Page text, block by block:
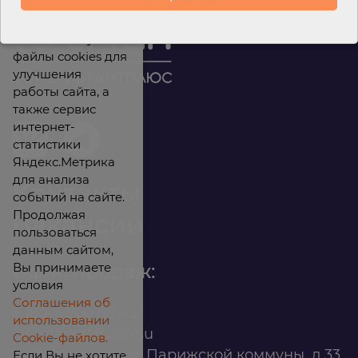
Контакты
Вакансии
Офис продаж:
infomarket@ilan.su
файлы cookies для
улучшения
работы сайта, а
также сервис
интернет-
статистики
Яндекс.Метрика
для анализа
событий на сайте.
Продолжая
пользоваться
данным сайтом,
Вы принимаете
условия
Соглашения об
использовании
Cookie-файлов.